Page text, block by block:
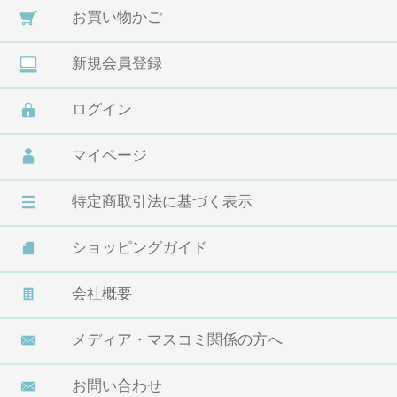
お買い物かご
新規会員登録
ログイン
マイページ
特定商取引法に基づく表示
ショッピングガイド
会社概要
メディア・マスコミ関係の方へ
お問い合わせ